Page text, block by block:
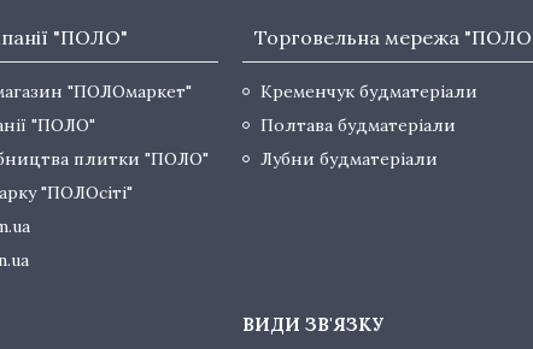
"ПОЛО"
"ПОЛОмаркет"
"ПОЛО"
плитки "ПОЛО"
"ПОЛОсіті"
Торговельна мережа
Кременчук будматеріали
Полтава будматеріали
Лубни будматеріали